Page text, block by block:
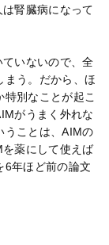
腎臓病になって
いないので、全
まう。だから、ほ
別なことが起こ
がうまく外れな
うことは、AIMの
薬にして使えば
6年ほど前の論文